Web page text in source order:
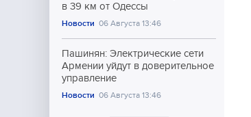
в 39 км от Одессы
Новости 06 Августа 13:46
Пашинян: Электрические сети
Армении уйдут в доверительное
управление
Новости 06 Августа 13:46